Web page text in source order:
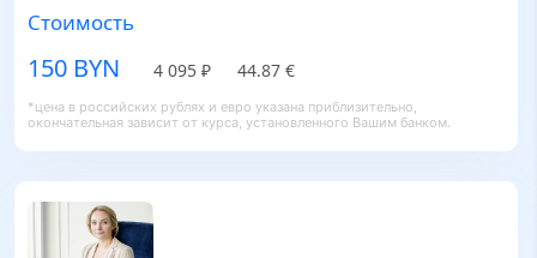
Стоимость
150 BYN 4 095 ₽ 44.87 €
*цена в российских рублях и евро указана приблизительно,
окончательная зависит от курса, установленного Вашим банком.